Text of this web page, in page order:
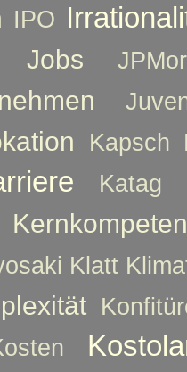
IPO
Jobs
Kapsch
Katag
Klatt